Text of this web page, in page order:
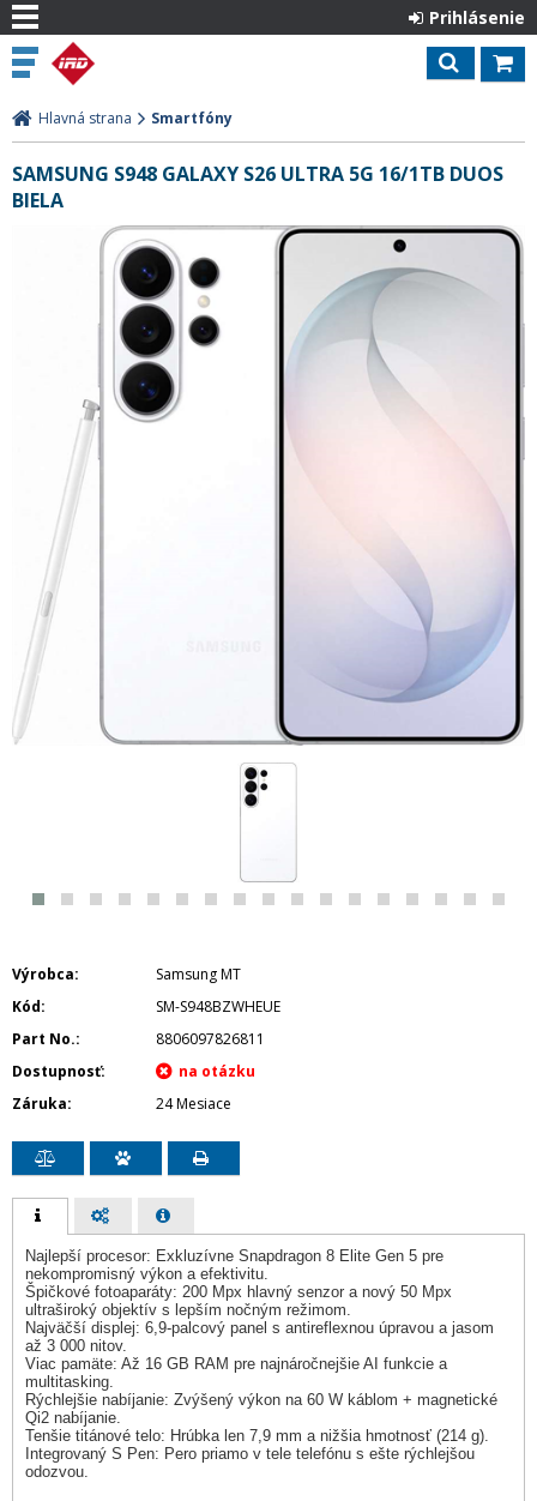
Prihlásenie
Hlavná strana Smartfóny
SAMSUNG S948 GALAXY S26 ULTRA 5G 16/1TB DUOS
BIELA
Výrobca
Samsung MT
Kód
SM-S948BZWHEUE
Part No.
8806097826811
Dostupnosť
Záruka
24 Mesiace
Najlepší procesor: Exkluzívne Snapdragon 8 Elite Gen 5 pre
nekompromisný výkon a efektivitu.
Špičkové fotoaparáty: 200 Mpx hlavný senzor a nový 50 Mpx
ultraširoký objektív s lepším nočným režimom.
Najväčší displej: 6,9-palcový panel s antireflexnou úpravou a jasom
až 3 000 nitov.
Viac pamäte: Až 16 GB RAM pre najnáročnejšie AI funkcie a
multitasking.
Rýchlejšie nabíjanie: Zvýšený výkon na 60 W káblom + magnetické
Qi2 nabíjanie.
Tenšie titánové telo: Hrúbka len 7,9 mm a nižšia hmotnosť (214 g).
Integrovaný S Pen: Pero priamo v tele telefónu s ešte rýchlejšou
odozvou.